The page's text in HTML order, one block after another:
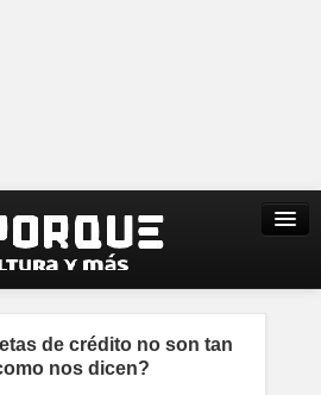
de crédito no son tan
nos dicen?